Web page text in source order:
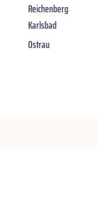
Reichenberg
Karlsbad
Ostrau